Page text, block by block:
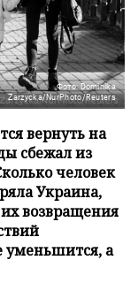
Фото: Dominika
Zarzycka/NurPhoto/Reuters
вернуть на
сбежал из
человек
Украина,
возвращения
уменьшится, а